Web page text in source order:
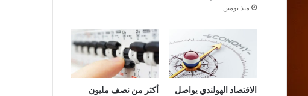
منذ يومين
الاقتصاد الهولندي يواصل
أكثر من نصف مليون